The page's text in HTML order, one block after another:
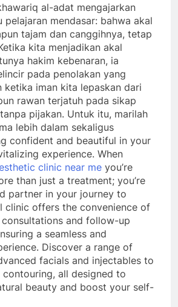
al-adat mengajarkan
pelajaran mendasar: bahwa akal
tajam dan canggihnya, tetap
kita menjadikan akal
hakim kebenaran, ia
pada penolakan yang
ketika iman kita lepaskan dari
rawan terjatuh pada sikap
pijakan. Untuk itu, marilah
lebih dalam sekaligus
confident and beautiful in your
experience. When
clinic near me you’re
than just a treatment; you’re
partner in your journey to
clinic offers the convenience of
and follow-up
a seamless and
Discover a range of
facials and injectables to
all designed to
beauty and boost your self-